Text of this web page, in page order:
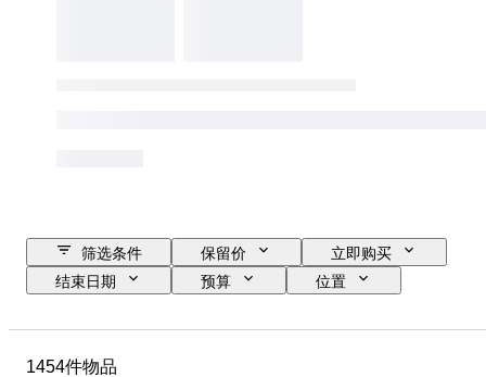
筛选条件 保留价
立即购买
结束日期
预算
位置
其他
1454件物品